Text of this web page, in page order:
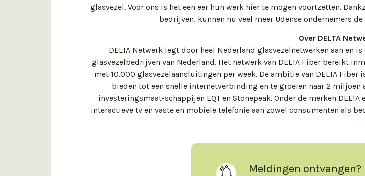
glasvezel. Voor ons is het een eer hun werk hier te mogen voortzetten.
bedrijven, kunnen nu veel meer Udense ondernemers
Over DELTA
DELTA Netwerk legt door heel Nederland glasvezelnetwerken aan en
glasvezelbedrijven van Nederland. Het netwerk van DELTA Fiber bereikt
met 10.000 glasvezelaansluitingen per week. De ambitie van DELTA
bieden tot een snelle internetverbinding en te groeien naar 2 miljoen
investeringsmaat-schappijen EQT en Stonepeak. Onder de merken
interactieve tv en vaste en mobiele telefonie aan zowel consumenten als
Meldingen ontvangen?